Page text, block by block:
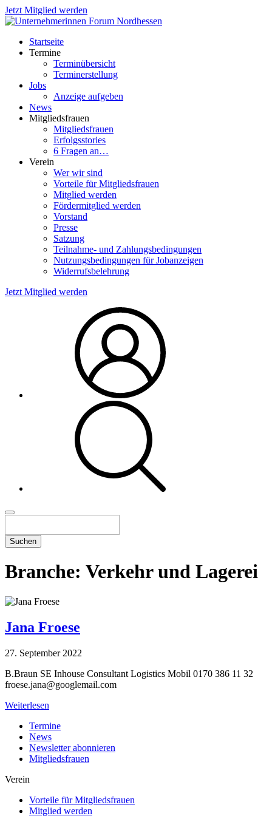
Jetzt Mitglied werden
Startseite
Termine
Terminübersicht
Terminerstellung
Jobs
Anzeige aufgeben
News
Mitgliedsfrauen
Mitgliedsfrauen
Erfolgsstories
6 Fragen an…
Verein
Wer wir sind
Vorteile für Mitgliedsfrauen
Mitglied werden
Fördermitglied werden
Vorstand
Presse
Satzung
Teilnahme- und Zahlungsbedingungen
Nutzungsbedingungen für Jobanzeigen
Widerrufsbelehrung
Jetzt Mitglied werden
Suchen
Branche: Verkehr und Lagerei
Jana Froese
27. September 2022
B.Braun SE Inhouse Consultant Logistics Mobil 0170 386 11 32
froese.jana@googlemail.com
Weiterlesen
Termine
News
Newsletter abonnieren
Mitgliedsfrauen
Verein
Vorteile für Mitgliedsfrauen
Mitglied werden